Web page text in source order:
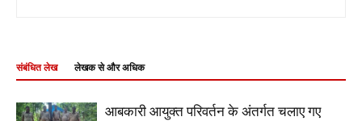
संबंधित लेख लेखक से और अधिक
आबकारी आयुक्त परिवर्तन के अंतर्गत चलाए गए